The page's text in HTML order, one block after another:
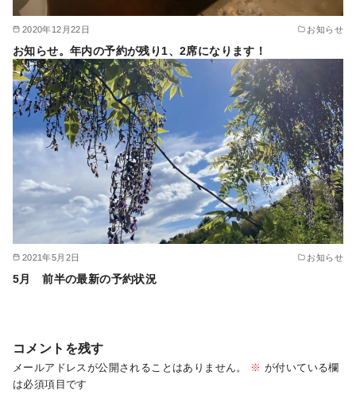
2020年12月22日 お知らせ
お知らせ。年内の予約が残り1、2席になります！
2021年5月2日 お知らせ
5月 前半の最新の予約状況
コメントを残す
メールアドレスが公開されることはありません。 ※ が付いている欄
は必須項目です